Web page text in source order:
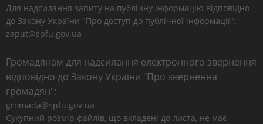
Для надсилання запиту на публічну інформацію відповідно
до Закону України "Про доступ до публічної інформації":
zaput@spfu.gov.ua
Громадянам для надсилання електронного звернення
відповідно до Закону України "Про звернення
громадян":
gromada@spfu.gov.ua
Сукупний розмір файлів, що вкладені до листа, не має